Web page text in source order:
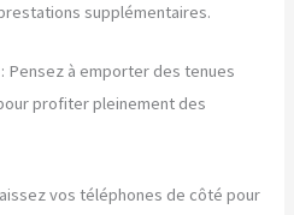
supplémentaires.
: Pensez à emporter des tenues
profiter pleinement des
vos téléphones de côté pour